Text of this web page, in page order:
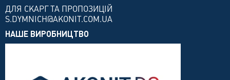
ДЛЯ СКАРГ ТА ПРОПОЗИЦІЙ
S.DYMNICH@AKONIT.COM.UA
НАШЕ ВИРОБНИЦТВО